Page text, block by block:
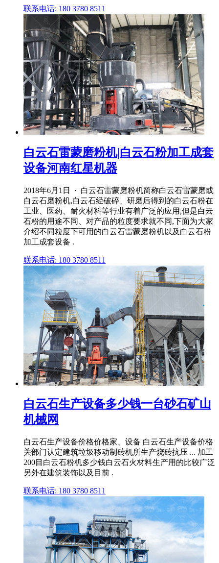
联系电话: 180 3780 8511
白云石雷蒙磨粉机|白云石粉加工成套
设备河南红星机器
2018年6月1日 · 白云石雷蒙磨粉机简称白云石雷蒙磨或
白云石磨粉机,白云石经破碎、研磨后得到的白云石粉在
工业、医药、耐火材料等行业有着广泛的应用,但是白云
石粉的用途不同、对产品的粒度要求就不同,下面为大家
介绍不同粒度下可用的白云石雷蒙磨粉机以及白云石粉
加工成套设备 .
联系电话: 180 3780 8511
白云石生产设备多少钱一台砂石矿山
机械网
白云石生产设备价格价格家、设备 白云石生产设备价格
关部门认定建筑垃圾移动制砖机所生产烧砖抗压 ... 加工
200目白云石粉机多少钱白云石火材料生产用的比较广泛
另外在建筑装饰以及目前 .
联系电话: 180 3780 8511